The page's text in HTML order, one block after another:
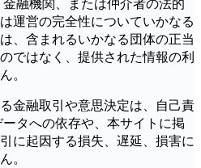
融機関、または仲介者の法的
運営の完全性についていかなる
、含まれるいかなる団体の正当
ではなく、提供された情報の利
。
金融取引や意思決定は、自己責
タへの依存や、本サイトに掲
に起因する損失、遅延、損害に
。